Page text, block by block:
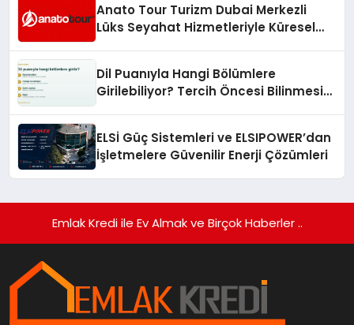
Anato Tour Turizm Dubai Merkezli
Lüks Seyahat Hizmetleriyle Küresel
Dil Puanıyla Hangi Bölümlere
Girilebiliyor? Tercih Öncesi Bilinmesi
ELSİ Güç Sistemleri ve ELSIPOWER’dan
İşletmelere Güvenilir Enerji Çözümleri
Emlak Kredi ile Ev Almak ve Birçok Haberler ..